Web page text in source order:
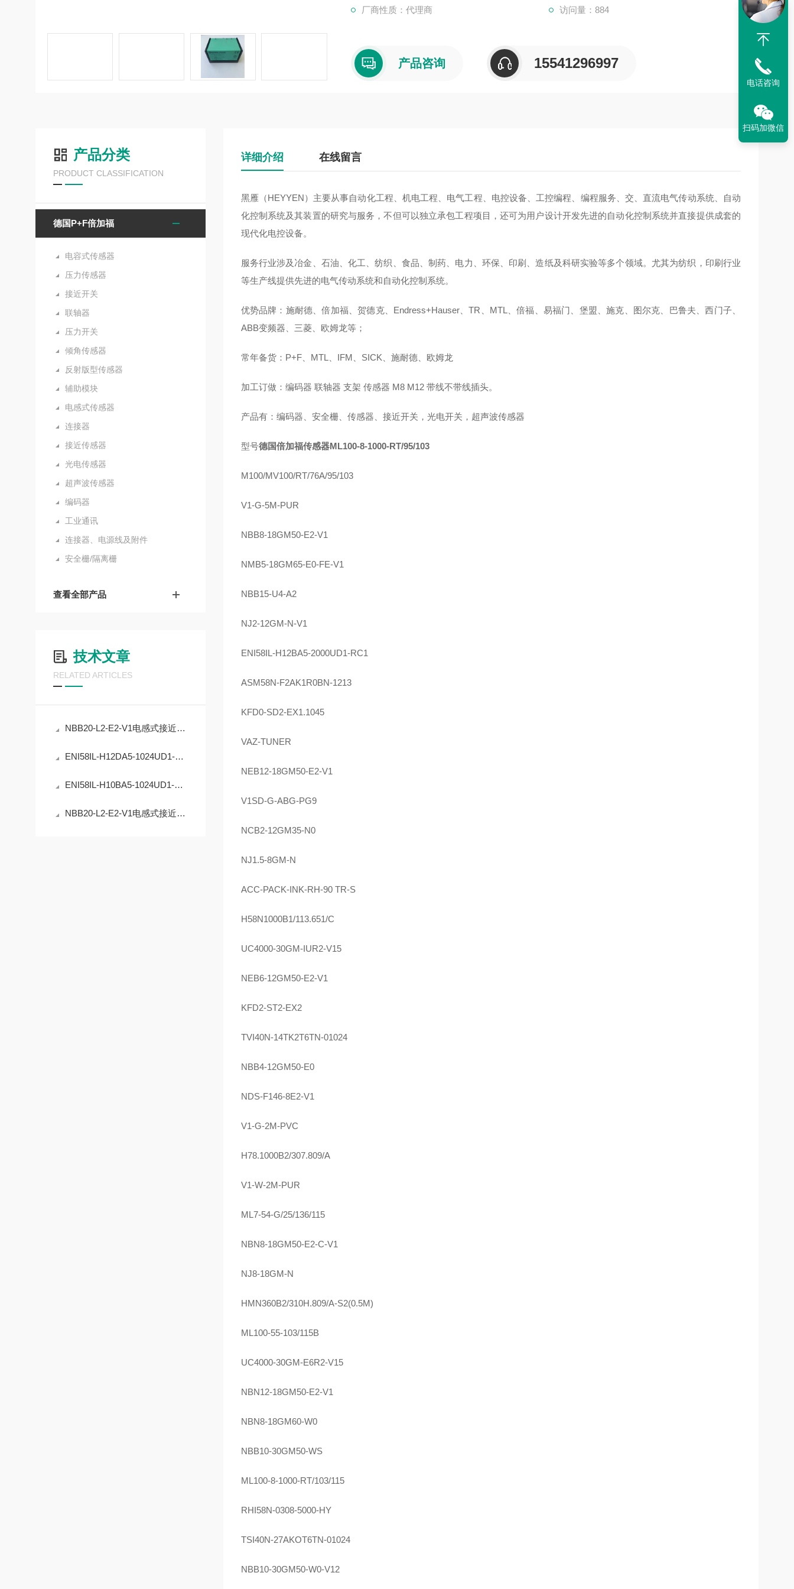
厂商性质：代理商 访问量：884
产品咨询 15541296997
产品分类
PRODUCT CLASSIFICATION
德国P+F倍加福
电容式传感器
压力传感器
接近开关
联轴器
压力开关
倾角传感器
反射版型传感器
辅助模块
电感式传感器
连接器
接近传感器
光电传感器
超声波传感器
编码器
工业通讯
连接器、电源线及附件
安全栅/隔离栅
查看全部产品
技术文章
RELATED ARTICLES
NBB20-L2-E2-V1电感式接近开关的工业自动化应用
ENI58IL-H12DA5-1024UD1-RC1编码器在工业定位中的应用
ENI58IL-H10BA5-1024UD1-RC1编码器的原理与应用
NBB20-L2-E2-V1电感式接近开关的安装与调试指南
详细介绍 在线留言
黑雁（HEYYEN）主要从事自动化工程、机电工程、电气工程、电控设备、工控编程、编程服务、交、直流电气传动系统、自动
化控制系统及其装置的研究与服务，不但可以独立承包工程项目，还可为用户设计开发先进的自动化控制系统并直接提供成套的
现代化电控设备。
服务行业涉及冶金、石油、化工、纺织、食品、制药、电力、环保、印刷、造纸及科研实验等多个领域。尤其为纺织，印刷行业
等生产线提供先进的电气传动系统和自动化控制系统。
优势品牌：施耐德、倍加福、贺德克、Endress+Hauser、TR、MTL、倍福、易福门、堡盟、施克、图尔克、巴鲁夫、西门子、
ABB变频器、三菱、欧姆龙等；
常年备货：P+F、MTL、IFM、SICK、施耐德、欧姆龙
加工订做：编码器 联轴器 支架 传感器 M8 M12 带线不带线插头。
产品有：编码器、安全栅、传感器、接近开关，光电开关，超声波传感器
型号德国倍加福传感器ML100-8-1000-RT/95/103
M100/MV100/RT/76A/95/103
V1-G-5M-PUR
NBB8-18GM50-E2-V1
NMB5-18GM65-E0-FE-V1
NBB15-U4-A2
NJ2-12GM-N-V1
ENI58IL-H12BA5-2000UD1-RC1
ASM58N-F2AK1R0BN-1213
KFD0-SD2-EX1.1045
VAZ-TUNER
NEB12-18GM50-E2-V1
V1SD-G-ABG-PG9
NCB2-12GM35-N0
NJ1.5-8GM-N
ACC-PACK-INK-RH-90 TR-S
H58N1000B1/113.651/C
UC4000-30GM-IUR2-V15
NEB6-12GM50-E2-V1
KFD2-ST2-EX2
TVI40N-14TK2T6TN-01024
NBB4-12GM50-E0
NDS-F146-8E2-V1
V1-G-2M-PVC
H78.1000B2/307.809/A
V1-W-2M-PUR
ML7-54-G/25/136/115
NBN8-18GM50-E2-C-V1
NJ8-18GM-N
HMN360B2/310H.809/A-S2(0.5M)
ML100-55-103/115B
UC4000-30GM-E6R2-V15
NBN12-18GM50-E2-V1
NBN8-18GM60-W0
NBB10-30GM50-WS
ML100-8-1000-RT/103/115
RHI58N-0308-5000-HY
TSI40N-27AKOT6TN-01024
NBB10-30GM50-W0-V12
电话咨询
扫码加微信